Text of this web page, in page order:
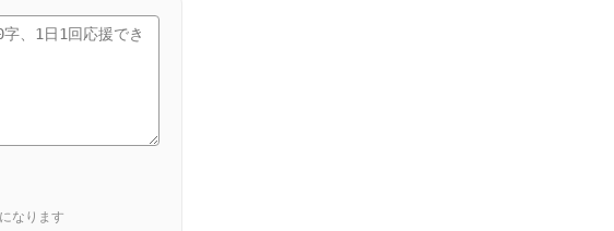
なります